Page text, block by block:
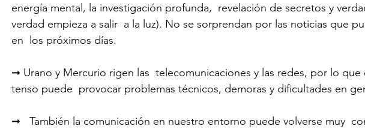
energía mental, la investigación profunda,  revelación de secretos y
verdad empieza a salir  a la luz). No se sorprendan por las noticias que
en  los próximos días.
➞ Urano y Mercurio rigen las  telecomunicaciones y las redes, por lo
tenso puede  provocar problemas técnicos, demoras y dificultades en
➞   También la comunicación en nuestro entorno puede volverse muy